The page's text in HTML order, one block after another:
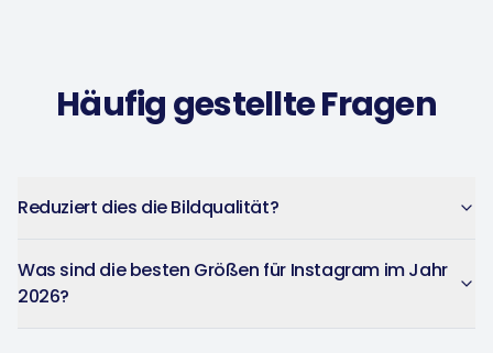
Häufig gestellte Fragen
Reduziert dies die Bildqualität?
Was sind die besten Größen für Instagram im Jahr
2026?